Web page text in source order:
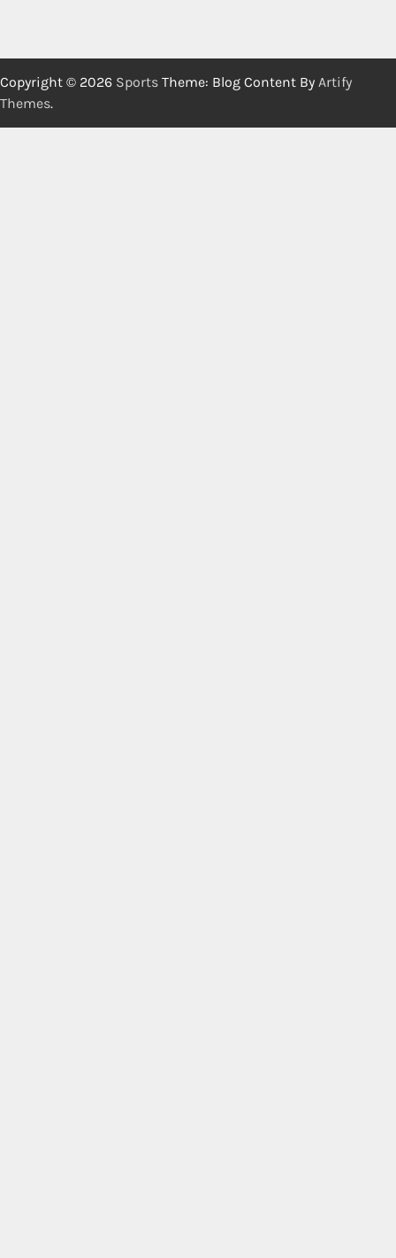
Copyright © 2026 Sports Theme: Blog Content By Artify
Themes.